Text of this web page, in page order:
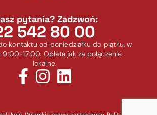
pytania? Zadzwoń:
542 80 00
kontaktu od poniedziałku do piątku, w
17:00. Opłata jak za połączenie
lokalne.